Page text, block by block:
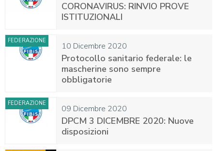
CORONAVIRUS: RINVIO PROVE
ISTITUZIONALI
10 Dicembre 2020
FEDERAZIONE
Protocollo sanitario federale: le
mascherine sono sempre
obbligatorie
09 Dicembre 2020
FEDERAZIONE
DPCM 3 DICEMBRE 2020: Nuove
disposizioni